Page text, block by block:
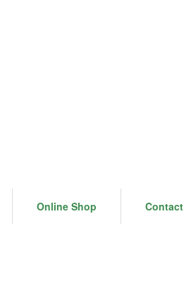
Online Shop Contact